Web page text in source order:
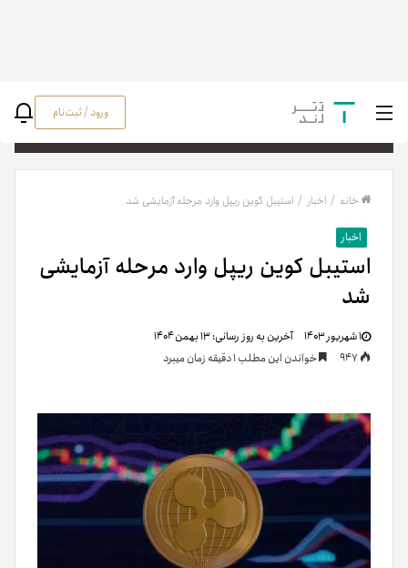
ورود / ثبت‌نام
خانه / اخبار / استیبل کوین ریپل وارد مرحله آزمایشی شد
اخبار
استیبل کوین ریپل وارد مرحله آزمایشی
شد
۱ شهریور ۱۴۰۳ آخرین به روز رسانی:۱۳ بهمن ۱۴۰۴
خواندن این مطلب 1 دقیقه زمان میبرد